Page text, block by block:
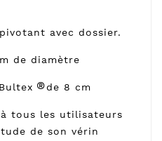
avec dossier.
de diamètre
®de 8 cm
tous les utilisateurs
de son vérin